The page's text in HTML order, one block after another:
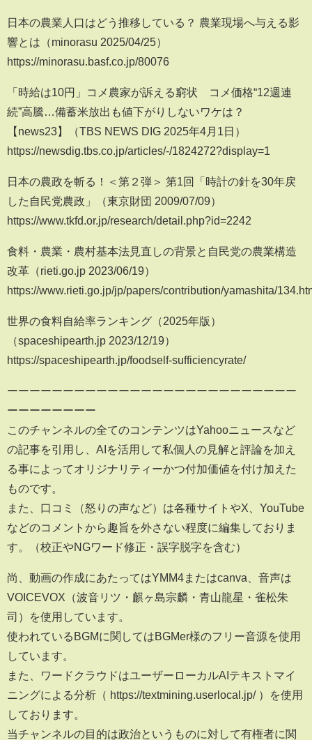
日本の農業人口はどう推移している？ 農業現場へ与える影
響とは（minorasu 2025/04/25）
https://minorasu.basf.co.jp/80076
「時給は10円」コメ農家が訴える窮状 コメ価格“12週連
続”高騰…備蓄米放出も値下がりしないワケは？
【news23】（TBS NEWS DIG 2025年4月1日）
https://newsdig.tbs.co.jp/articles/-/1824272?display=1
日本の農政を斬る！＜第２弾＞ 第1回「時計の針を30年戻
した自民党農政」（東京財団 2009/07/09）
https://www.tkfd.or.jp/research/detail.php?id=2242
食料・農業・農村基本法見直しの背景と自民党の農業構造
改革（rieti.go.jp 2023/06/19）
https://www.rieti.go.jp/jp/papers/contribution/yamashita/
世界の食料自給率ランキング（2025年版）
（spaceshipearth.jp 2023/12/19）
https://spaceshipearth.jp/foodself-sufficiencyrate/
ーーーーーーーーーーーーーーーーーーーーーーーーーー
ーーーーーーーー
このチャンネルの全てのコンテンツはYahooニュースなど
の記事を引用し、AIを活用して私個人の見解と評論を加え
る事によってオリジナリティーかつ付加価値を付け加えた
ものです。
また、口コミ（怒りの声など）は各種サイトやX、YouTube
などのコメントから趣旨を外さない程度に編集しておりま
す。（校正やNGワード修正・誤字脱字を含む）
尚、動画の作成にあたってはYMM4またはcanva、音声は
VOICEVOX（波音リツ・麒ヶ島宗麟・青山龍星・雀松朱
司）を使用しています。
使われているBGMに関してはBGMer様のフリー音源を使用
しています。
また、ワードクラウドはユーザーローカルAIテキストマイ
ニングによる分析（ https://textmining.userlocal.jp/ ）を使用
しております。
当チャンネルの目的は政治というものに対して有権者に関